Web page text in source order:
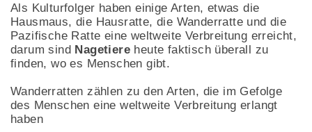
Als Kulturfolger haben einige Arten, etwas die
Hausmaus, die Hausratte, die Wanderratte und die
Pazifische Ratte eine weltweite Verbreitung erreicht,
darum sind Nagetiere heute faktisch überall zu
finden, wo es Menschen gibt.
Wanderratten zählen zu den Arten, die im Gefolge
des Menschen eine weltweite Verbreitung erlangt
haben